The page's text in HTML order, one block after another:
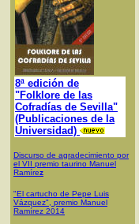
8ª edición de
"Folklore de las
Cofradías de Sevilla"
(Publicaciones de la
Universidad)
Discurso de agradecimiento por
el VII premio taurino Manuel
Ramírez
"El cartucho de Pepe Luis
Vázquez", premio Manuel
Ramírez 2014